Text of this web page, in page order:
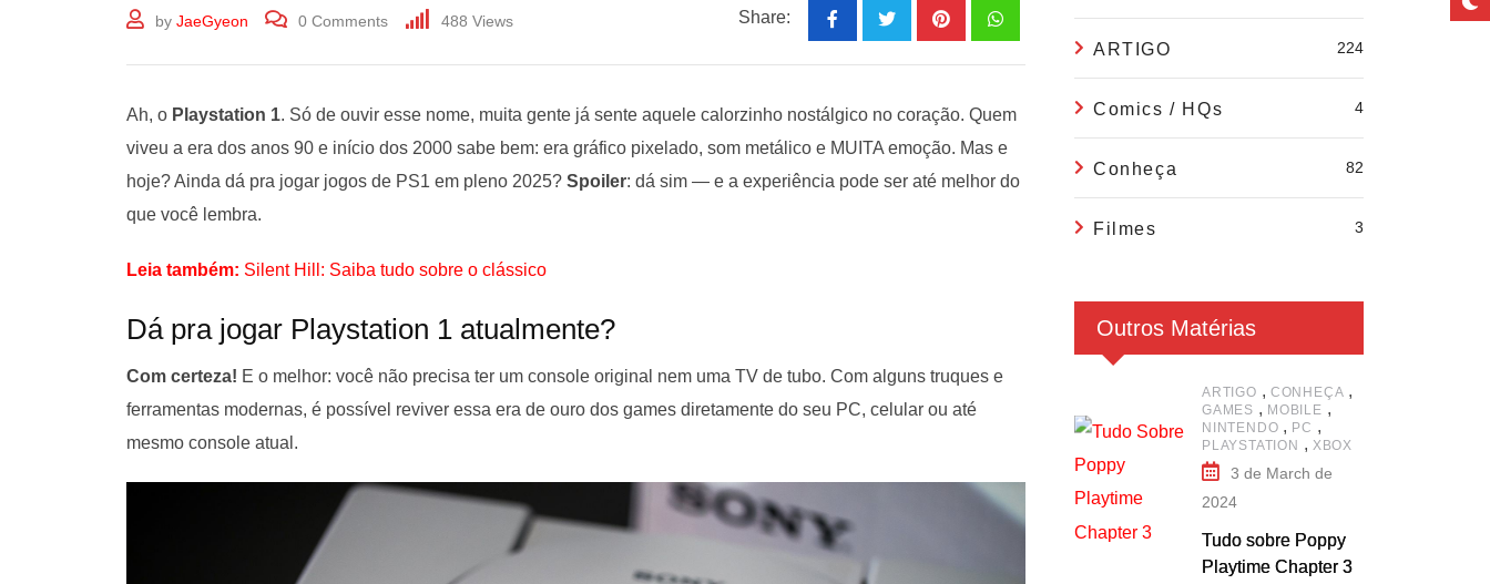
by JaeGyeon 0 Comments 488 Views Share:
Ah, o Playstation 1. Só de ouvir esse nome, muita gente já sente aquele calorzinho nostálgico no coração. Quem
viveu a era dos anos 90 e início dos 2000 sabe bem: era gráfico pixelado, som metálico e MUITA emoção. Mas e
hoje? Ainda dá pra jogar jogos de PS1 em pleno 2025? Spoiler: dá sim — e a experiência pode ser até melhor do
que você lembra.
Leia também: Silent Hill: Saiba tudo sobre o clássico
Dá pra jogar Playstation 1 atualmente?
Com certeza! E o melhor: você não precisa ter um console original nem uma TV de tubo. Com alguns truques e
ferramentas modernas, é possível reviver essa era de ouro dos games diretamente do seu PC, celular ou até
mesmo console atual.
ARTIGO 224
Comics / HQs 4
Conheça 82
Filmes 3
Outros Matérias
ARTIGO , CONHEÇA ,
GAMES , MOBILE ,
NINTENDO , PC ,
PLAYSTATION , XBOX
3 de March de
2024
Tudo sobre Poppy
Playtime Chapter 3